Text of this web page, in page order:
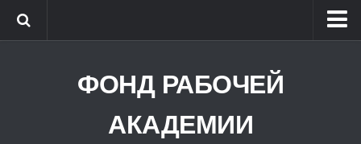
РОССИЙСКИЙ СОВЕТ РАБОЧИХ
РАБОЧАЯ ПАРТИЯ РОССИИ
ФОНД РАБОЧЕЙ
АКАДЕМИИ